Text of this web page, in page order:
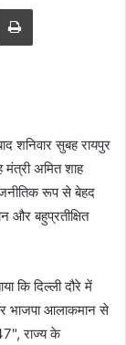
Email Print
शनिवार सुबह रायपुर
अमित शाह
रूप से बेहद
और बहुप्रतीक्षित
कि दिल्ली दौरे में
भाजपा आलाकमान से
राज्य के